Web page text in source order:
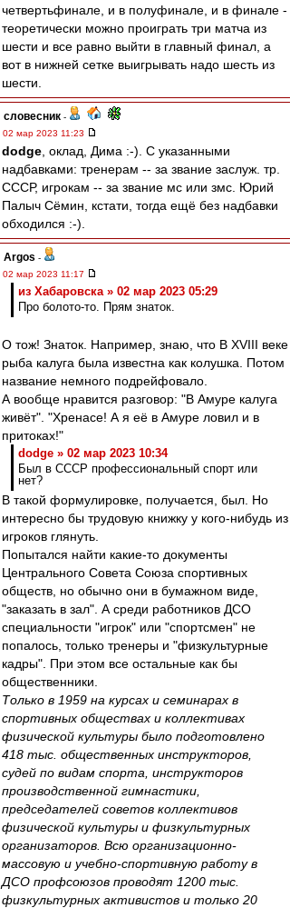
четвертьфинале, и в полуфинале, и в финале -
теоретически можно проиграть три матча из
шести и все равно выйти в главный финал, а
вот в нижней сетке выигрывать надо шесть из
шести.
словесник -
02 мар 2023 11:23
dodge , оклад, Дима :-). С указанными
надбавками: тренерам -- за звание заслуж. тр.
СССР, игрокам -- за звание мс или змс. Юрий
Палыч Сёмин, кстати, тогда ещё без надбавки
обходился :-).
Argos -
02 мар 2023 11:17
из Хабаровска » 02 мар 2023 05:29
Про болото-то. Прям знаток.
О тож! Знаток. Например, знаю, что В XVIII веке
рыба калуга была известна как колушка. Потом
название немного подрейфовало.
А вообще нравится разговор: "В Амуре калуга
живёт". "Хренасе! А я её в Амуре ловил и в
притоках!"
dodge » 02 мар 2023 10:34
Был в СССР профессиональный спорт или
нет?
В такой формулировке, получается, был. Но
интересно бы трудовую книжку у кого-нибудь из
игроков глянуть.
Попытался найти какие-то документы
Центрального Совета Союза спортивных
обществ, но обычно они в бумажном виде,
"заказать в зал". А среди работников ДСО
специальности "игрок" или "спортсмен" не
попалось, только тренеры и "физкультурные
кадры". При этом все остальные как бы
общественники.
Только в 1959 на курсах и семинарах в
спортивных обществах и коллективах
физической культуры было подготовлено
418 тыс. общественных инструкторов,
судей по видам спорта, инструкторов
производственной гимнастики,
председателей советов коллективов
физической культуры и физкультурных
организаторов. Всю организационно-
массовую и учебно-спортивную работу в
ДСО профсоюзов проводят 1200 тыс.
физкультурных активистов и только 20